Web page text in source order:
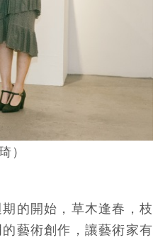
）
的開始，草木逢春，枝
藝術創作，讓藝術家有